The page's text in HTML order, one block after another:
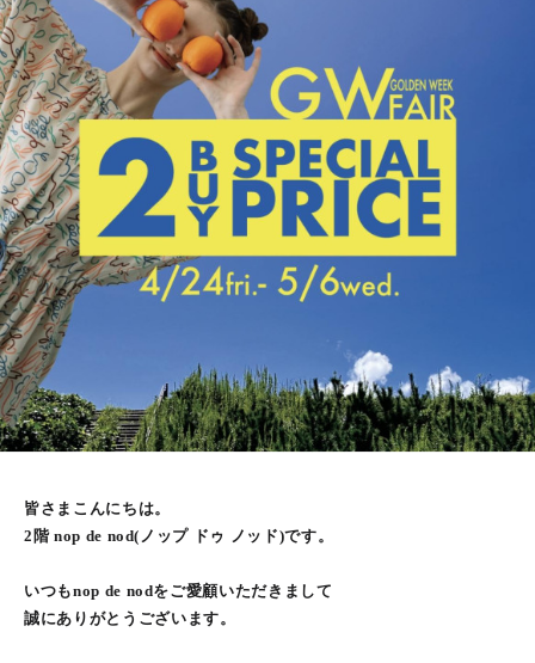
皆さまこんにちは。
2階 nop de nod(ノップ ドゥ ノッド)です。
いつもnop de nodをご愛顧いただきまして
誠にありがとうございます。